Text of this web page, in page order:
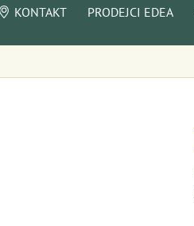
KONTAKT PRODEJCI EDEA